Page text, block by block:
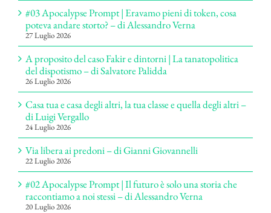
#03 Apocalypse Prompt | Eravamo pieni di token, cosa
poteva andare storto? – di Alessandro Verna
27 Luglio 2026
A proposito del caso Fakir e dintorni | La tanatopolitica
del dispotismo – di Salvatore Palidda
26 Luglio 2026
Casa tua e casa degli altri, la tua classe e quella degli altri –
di Luigi Vergallo
24 Luglio 2026
Via libera ai predoni – di Gianni Giovannelli
22 Luglio 2026
#02 Apocalypse Prompt | Il futuro è solo una storia che
raccontiamo a noi stessi – di Alessandro Verna
20 Luglio 2026